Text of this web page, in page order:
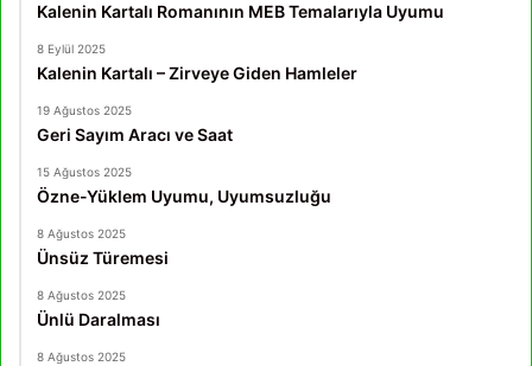
Kalenin Kartalı Romanının MEB Temalarıyla Uyumu
8 Eylül 2025
Kalenin Kartalı – Zirveye Giden Hamleler
19 Ağustos 2025
Geri Sayım Aracı ve Saat
15 Ağustos 2025
Özne-Yüklem Uyumu, Uyumsuzluğu
8 Ağustos 2025
Ünsüz Türemesi
8 Ağustos 2025
Ünlü Daralması
8 Ağustos 2025